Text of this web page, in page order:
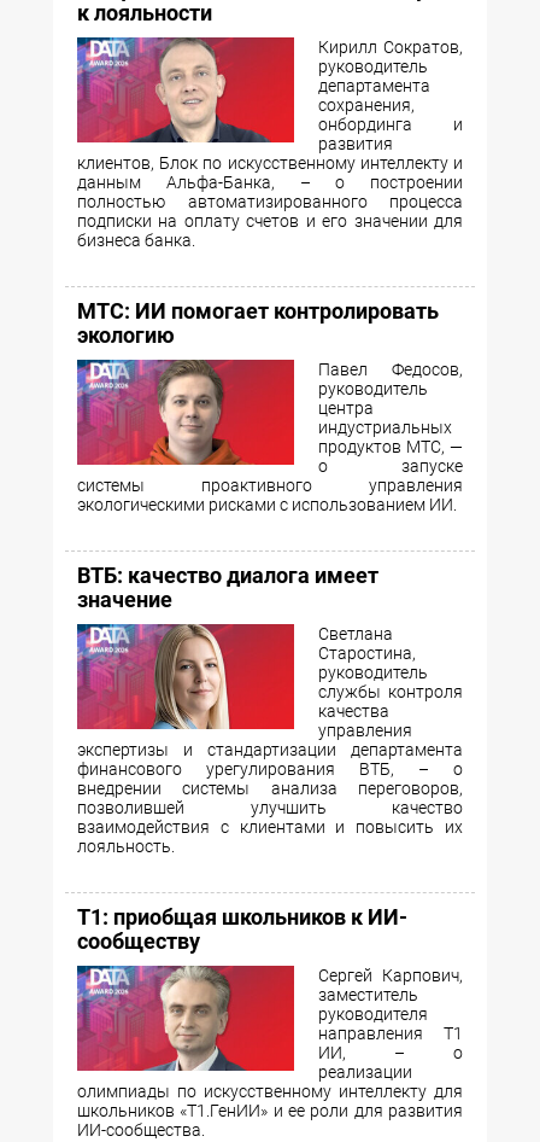
к лояльности
Кирилл Сократов,
руководитель
департамента
сохранения,
онбординга и
развития
клиентов, Блок по искусственному интеллекту и
данным Альфа-Банка, – о построении
полностью автоматизированного процесса
подписки на оплату счетов и его значении для
бизнеса банка.
МТС: ИИ помогает контролировать
экологию
Павел Федосов,
руководитель
центра
индустриальных
продуктов МТС, —
о запуске
системы проактивного управления
экологическими рисками с использованием ИИ.
ВТБ: качество диалога имеет
значение
Светлана
Старостина,
руководитель
службы контроля
качества
управления
экспертизы и стандартизации департамента
финансового урегулирования ВТБ, – о
внедрении системы анализа переговоров,
позволившей улучшить качество
взаимодействия с клиентами и повысить их
лояльность.
Т1: приобщая школьников к ИИ-
сообществу
Сергей Карпович,
заместитель
руководителя
направления Т1
ИИ, – о
реализации
олимпиады по искусственному интеллекту для
школьников «Т1.ГенИИ» и ее роли для развития
ИИ-сообщества.